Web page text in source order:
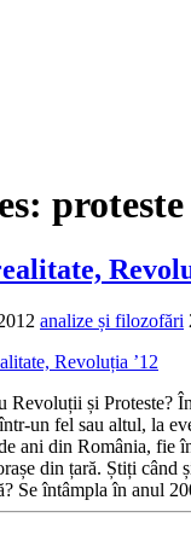
analize și filozofări
Revoluții și Proteste?
un fel sau altul, la
ani din România, fie
din țară. Știți când
Se întâmpla în anul